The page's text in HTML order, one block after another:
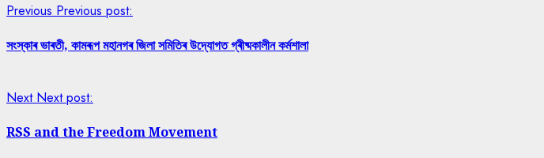
Previous Previous post:
সংস্কাৰ ভাৰতী, কামৰূপ মহানগৰ জিলা সমিতিৰ উদ্যোগত গ্ৰীষ্মকালীন কৰ্মশালা
Next Next post:
RSS and the Freedom Movement